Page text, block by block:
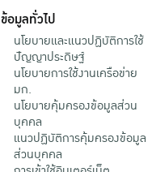
ข้อมูลทั่วไป
นโยบายและแนวปฏิบัติการใช้
ปัญญาประดิษฐ์
นโยบายการใช้งานเครือข่าย
มก.
นโยบายคุ้มครองข้อมูลส่วน
บุคคล
แนวปฏิบัติการคุ้มครองข้อมูล
ส่วนบุคคล